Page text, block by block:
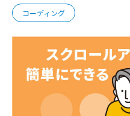
コーディング